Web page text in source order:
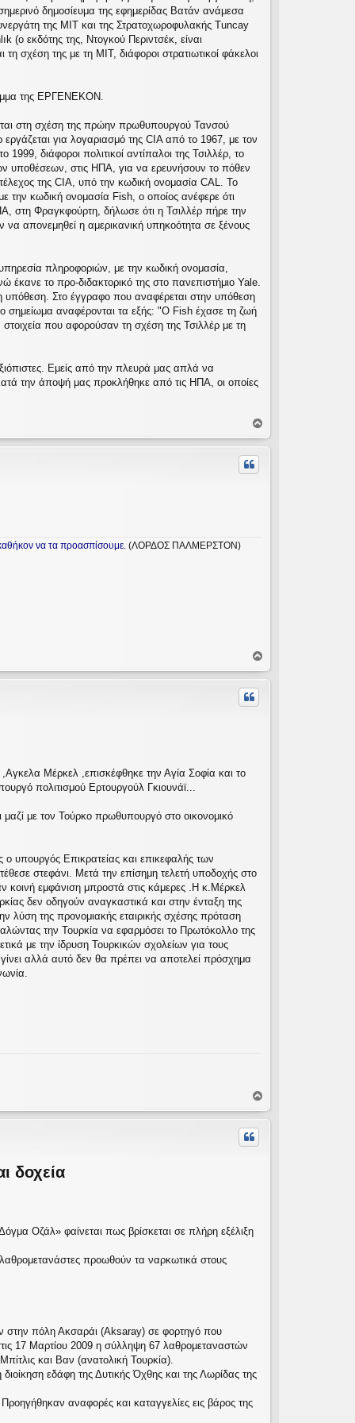
δημοσίευμα της εφημερίδας Βατάν ανάμεσα
της ΜΙΤ και της Στρατοχωροφυλακής Tuncay
εκδότης της, Ντογκού Περιντσέκ, είναι
σχέση της με τη ΜΙΤ, διάφοροι στρατιωτικοί φάκελοι
της ΕΡΓΕΝΕΚΟΝ.
στη σχέση της πρώην πρωθυπουργού Τανσού
για λογαριασμό της CIA από το 1967, με τον
διάφοροι πολιτικοί αντίπαλοι της Τσιλλέρ, το
υποθέσεων, στις ΗΠΑ, για να ερευνήσουν το πόθεν
της CIA, υπό την κωδική ονομασία CAL. Το
την κωδική ονομασία Fish, ο οποίος ανέφερε ότι
στη Φραγκφούρτη, δήλωσε ότι η Τσιλλέρ πήρε την
απονεμηθεί η αμερικανική υπηκοότητα σε ξένους
πληροφοριών, με την κωδική ονομασία,
το προ-διδακτορικό της στο πανεπιστήμιο Yale.
υπόθεση. Στο έγγραφο που αναφέρεται στην υπόθεση
σημείωμα αναφέρονται τα εξής: "Ο Fish έχασε τη ζωή
που αφορούσαν τη σχέση της Τσιλλέρ με τη
Εμείς από την πλευρά μας απλά να
την άποψή μας προκλήθηκε από τις ΗΠΑ, οι οποίες
ο
ρ
να τα προασπίσουμε. (ΛΟΡΔΟΣ ΠΑΛΜΕΡΣΤΟΝ)
ο
ρ
Μέρκελ ,επισκέφθηκε την Αγία Σοφία και το
πολιτισμού Ερτουργούλ Γκιουνάϊ...
μαζί με τον Τούρκο πρωθυπουργό στο οικονομικό
υπουργός Επικρατείας και επικεφαλής των
στεφάνι. Μετά την επίσημη τελετή υποδοχής στο
κοινή εμφάνιση μπροστά στις κάμερες .Η κ.Μέρκελ
δεν οδηγούν αναγκαστικά και στην ένταξη της
λύση της προνομιακής εταιρικής σχέσης πρόταση
την Τουρκία να εφαρμόσει το Πρωτόκολλο της
με την ίδρυση Τουρκικών σχολείων για τους
αλλά αυτό δεν θα πρέπει να αποτελεί πρόσχημα
ο
ρ
δοχεία
Οζάλ» φαίνεται πως βρίσκεται σε πλήρη εξέλιξη
προωθούν τα ναρκωτικά στους
στην πόλη Ακσαράι (Aksaray) σε φορτηγό που
17 Μαρτίου 2009 η σύλληψη 67 λαθρομεταναστών
και Βαν (ανατολική Τουρκία).
εδάφη της Δυτικής Όχθης και της Λωρίδας της
αναφορές και καταγγελίες εις βάρος της